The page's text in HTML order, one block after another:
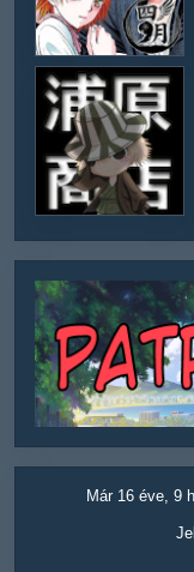
Már 16 éve, 9